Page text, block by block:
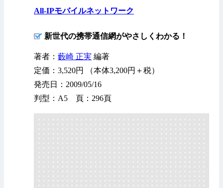
All-IPモバイルネットワーク
新世代の携帯通信網がやさしくわかる！
著者： 藪崎 正実 編著
定価：3,520円 （本体3,200円＋税）
発売日：2009/05/16
判型：A5 頁：296頁